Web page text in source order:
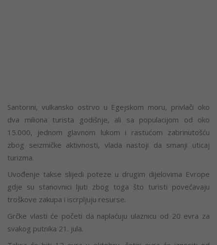
Santorini, vulkansko ostrvo u Egejskom moru, privlači oko
dva miliona turista godišnje, ali sa populacijom od oko
15.000, jednom glavnom lukom i rastućom zabrinutošću
zbog seizmičke aktivnosti, vlada nastoji da smanji uticaj
turizma.
Uvođenje takse slijedi poteze u drugim dijelovima Evrope
gdje su stanovnici ljuti zbog toga što turisti povećavaju
troškove zakupa i iscrpljuju resurse.
Grčke vlasti će početi da naplaćuju ulaznicu od 20 evra za
svakog putnika 21. jula.